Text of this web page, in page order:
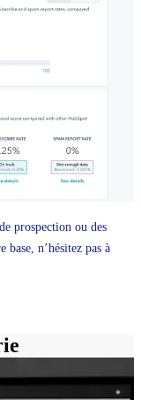
prospection ou des
n’hésitez pas à